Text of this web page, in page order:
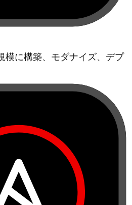
模に構築、モダナイズ、デプ